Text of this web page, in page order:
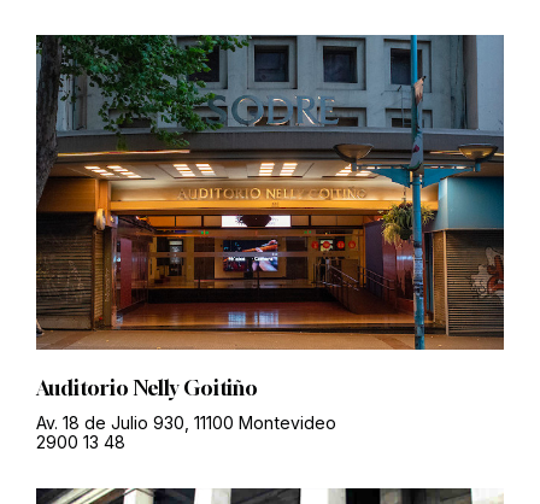
Auditorio Nelly Goitiño
Av. 18 de Julio 930, 11100 Montevideo
2900 13 48